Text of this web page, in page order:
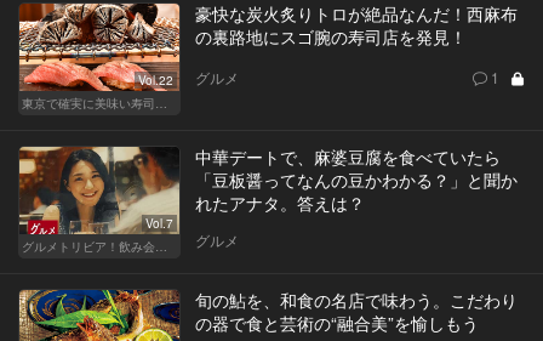
Vol.22
東京で確実に美味い寿司はここだ！
豪快な炭火炙りトロが絶品なんだ！西麻布
の裏路地にスゴ腕の寿司店を発見！
グルメ 1
Vol.7
グルメトリビア！飲み会やデートで会話のネタになるQ＆A
中華デートで、麻婆豆腐を食べていたら
「豆板醤ってなんの豆かわかる？」と聞か
れたアナタ。答えは？
グルメ
旬の鮎を、和食の名店で味わう。こだわり
の器で食と芸術の“融合美”を愉しもう